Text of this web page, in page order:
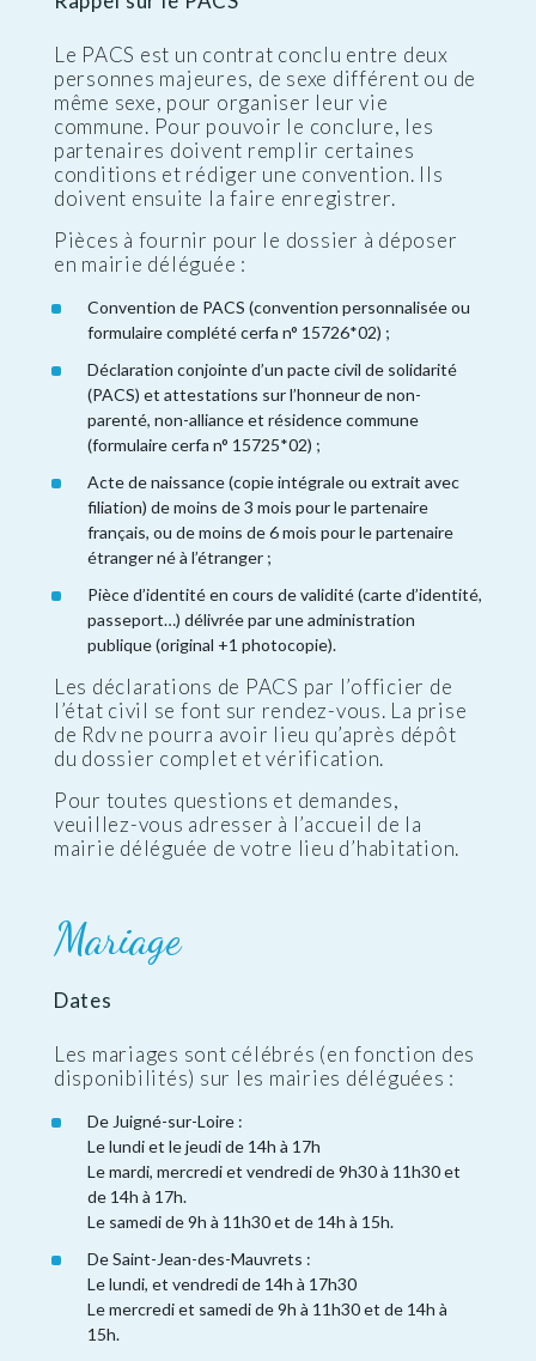
Le PACS est un contrat conclu entre deux
personnes majeures, de sexe différent ou de
même sexe, pour organiser leur vie
commune. Pour pouvoir le conclure, les
partenaires doivent remplir certaines
conditions et rédiger une convention. Ils
doivent ensuite la faire enregistrer.
Pièces à fournir pour le dossier à déposer
en mairie déléguée :
Convention de PACS (convention personnalisée ou
formulaire complété cerfa n° 15726*02) ;
Déclaration conjointe d’un pacte civil de solidarité
(PACS) et attestations sur l’honneur de non-
parenté, non-alliance et résidence commune
(formulaire cerfa n° 15725*02) ;
Acte de naissance (copie intégrale ou extrait avec
filiation) de moins de 3 mois pour le partenaire
français, ou de moins de 6 mois pour le partenaire
étranger né à l’étranger ;
Pièce d’identité en cours de validité (carte d’identité,
passeport…) délivrée par une administration
publique (original +1 photocopie).
Les déclarations de PACS par l’officier de
l’état civil se font sur rendez-vous. La prise
de Rdv ne pourra avoir lieu qu’après dépôt
du dossier complet et vérification.
Pour toutes questions et demandes,
veuillez-vous adresser à l’accueil de la
mairie déléguée de votre lieu d’habitation.
Mariage
Dates
Les mariages sont célébrés (en fonction des
disponibilités) sur les mairies déléguées :
De Juigné-sur-Loire :
Le lundi et le jeudi de 14h à 17h
Le mardi, mercredi et vendredi de 9h30 à 11h30 et
de 14h à 17h.
Le samedi de 9h à 11h30 et de 14h à 15h.
De Saint-Jean-des-Mauvrets :
Le lundi, et vendredi de 14h à 17h30
Le mercredi et samedi de 9h à 11h30 et de 14h à
15h.